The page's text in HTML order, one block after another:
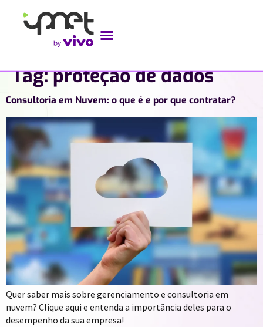
Tag:proteção de dados
Consultoria em Nuvem: o que é e por que contratar?
Quer saber mais sobre gerenciamento e consultoria em
nuvem? Clique aqui e entenda a importância deles para o
desempenho da sua empresa!